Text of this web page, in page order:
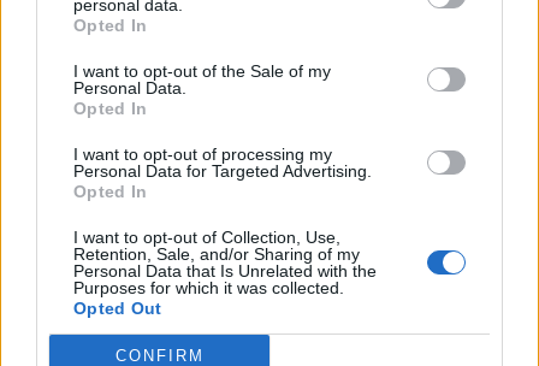
personal data.
Opted In
I want to opt-out of the Sale of my
Personal Data.
Opted In
I want to opt-out of processing my
Personal Data for Targeted Advertising.
Opted In
I want to opt-out of Collection, Use,
Retention, Sale, and/or Sharing of my
Personal Data that Is Unrelated with the
Purposes for which it was collected.
Opted Out
CONFIRM
Αγροτικές ενισχύσεις: Σε λειτουργία η νέα πλατφόρμα
myAGRO της ΑΑΔΕ
Η «Άρρητη Σάρκα» ταξιδεύει στο Μουσείο Σύγχρονης
απαγωγής
Πυκνοί καπνοί ανησύχησαν Σίβα και Καμηλάρι - Φωτιά σε
ξύλινο σπίτι